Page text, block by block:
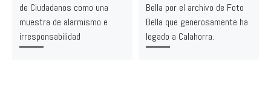
de Ciudadanos como una
muestra de alarmismo e
irresponsabilidad
Bella por el archivo de Foto
Bella que generosamente ha
legado a Calahorra.